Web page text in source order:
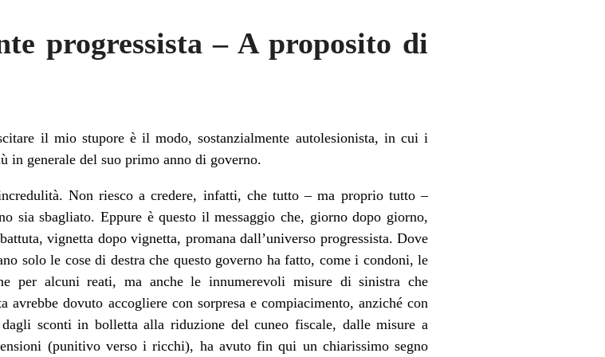
progressista – A proposito di
il mio stupore è il modo, sostanzialmente autolesionista, in cui i
in generale del suo primo anno di governo.
Non riesco a credere, infatti, che tutto – ma proprio tutto –
sia sbagliato. Eppure è questo il messaggio che, giorno dopo giorno,
vignetta dopo vignetta, promana dall’universo progressista. Dove
solo le cose di destra che questo governo ha fatto, come i condoni, le
per alcuni reati, ma anche le innumerevoli misure di sinistra che
avrebbe dovuto accogliere con sorpresa e compiacimento, anziché con
sconti in bolletta alla riduzione del cuneo fiscale, dalle misure a
(punitivo verso i ricchi), ha avuto fin qui un chiarissimo segno